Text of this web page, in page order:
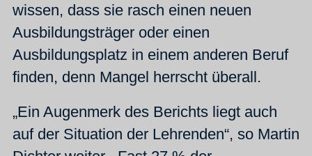
wissen, dass sie rasch einen neuen
Ausbildungsträger oder einen
Ausbildungsplatz in einem anderen Beruf
finden, denn Mangel herrscht überall.
„Ein Augenmerk des Berichts liegt auch
auf der Situation der Lehrenden“, so Martin